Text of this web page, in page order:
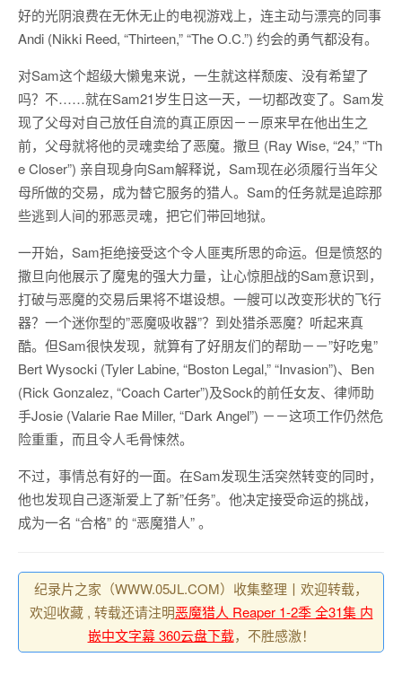
好的光阴浪费在无休无止的电视游戏上，连主动与漂亮的同事
Andi (Nikki Reed, “Thirteen,” “The O.C.”) 约会的勇气都没有。
对Sam这个超级大懒鬼来说，一生就这样颓废、没有希望了
吗？不……就在Sam21岁生日这一天，一切都改变了。Sam发
现了父母对自己放任自流的真正原因－－原来早在他出生之
前，父母就将他的灵魂卖给了恶魔。撒旦 (Ray Wise, “24,” “Th
e Closer”) 亲自现身向Sam解释说，Sam现在必须履行当年父
母所做的交易，成为替它服务的猎人。Sam的任务就是追踪那
些逃到人间的邪恶灵魂，把它们带回地狱。
一开始，Sam拒绝接受这个令人匪夷所思的命运。但是愤怒的
撒旦向他展示了魔鬼的强大力量，让心惊胆战的Sam意识到，
打破与恶魔的交易后果将不堪设想。一艘可以改变形状的飞行
器？一个迷你型的”恶魔吸收器”？到处猎杀恶魔？听起来真
酷。但Sam很快发现，就算有了好朋友们的帮助－－”好吃鬼”
Bert Wysocki (Tyler Labine, “Boston Legal,” “Invasion”)、Ben
(Rick Gonzalez, “Coach Carter”)及Sock的前任女友、律师助
手Josie (Valarie Rae Miller, “Dark Angel”) －－这项工作仍然危
险重重，而且令人毛骨悚然。
不过，事情总有好的一面。在Sam发现生活突然转变的同时，
他也发现自己逐渐爱上了新”任务”。他决定接受命运的挑战，
成为一名 “合格” 的 “恶魔猎人” 。
纪录片之家（WWW.05JL.COM）收集整理丨欢迎转载，
欢迎收藏 , 转载还请注明恶魔猎人 Reaper 1-2季 全31集 内
嵌中文字幕 360云盘下载，不胜感激！